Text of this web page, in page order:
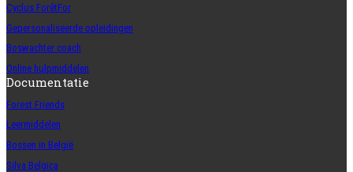
Cyclus ForêtFor
Gepersonaliseerde opleidingen
Boswachter coach
Online hulpmiddelen
Documentatie
Forest Friends
Leermiddelen
Bossen in België
Silva Belgica